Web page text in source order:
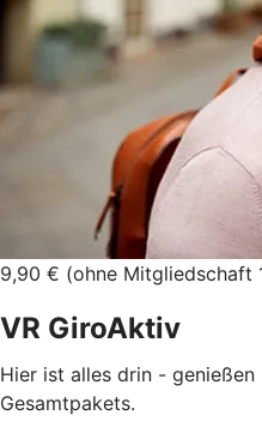
9,90 € (ohne Mitgliedschaft
VR GiroAktiv
Hier ist alles drin -
Gesamtpakets.